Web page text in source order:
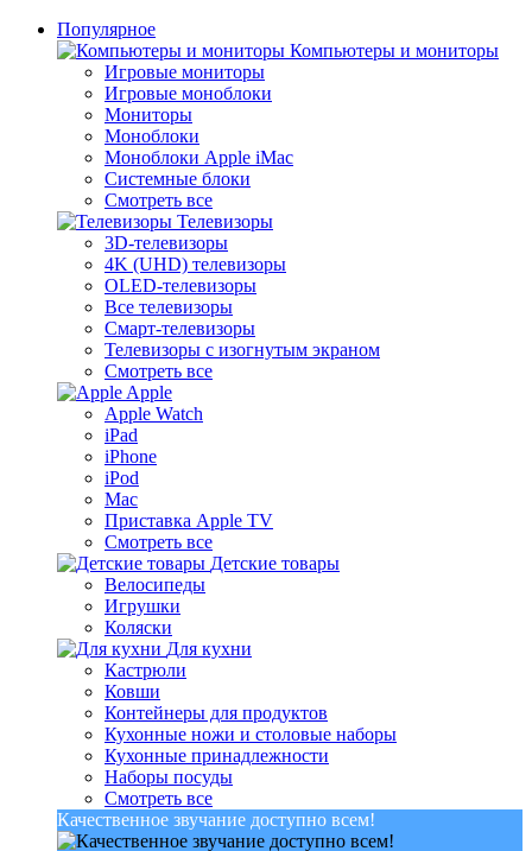
Популярное
Компьютеры и мониторы
Игровые мониторы
Игровые моноблоки
Мониторы
Моноблоки
Моноблоки Apple iMac
Системные блоки
Смотреть все
Телевизоры
3D-телевизоры
4K (UHD) телевизоры
OLED-телевизоры
Все телевизоры
Смарт-телевизоры
Телевизоры с изогнутым экраном
Смотреть все
Apple
Apple Watch
iPad
iPhone
iPod
Mac
Приставка Apple TV
Смотреть все
Детские товары
Велосипеды
Игрушки
Коляски
Для кухни
Кастрюли
Ковши
Контейнеры для продуктов
Кухонные ножи и столовые наборы
Кухонные принадлежности
Наборы посуды
Смотреть все
Качественное звучание доступно всем!